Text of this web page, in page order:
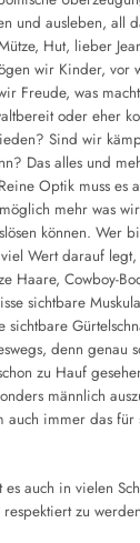
und ausleben, all
Hut, lieber
wir Kinder, vor
Freude, was
oder eher
Sind wir
Das alles und
Optik muss es
mehr was
können. Wer
Wert darauf legt,
Haare, Cowboy-
sichtbare
sichtbare
denn genau
zu Hauf
männlich
auch immer das für
auch in vielen
respektiert zu